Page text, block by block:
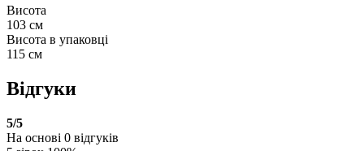
Висота
103 см
Висота в упаковці
115 см
Відгуки
5/5
На основі 0 відгуків